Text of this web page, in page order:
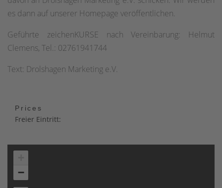
es dann auf unserer Homepage veröffentlichen.
Geführte zeichenKURSE nach Vereinbarung: Helmut
Clemens, Tel.: 02761941744
Text: Drolshagen Marketing e.V.
Prices
Freier Eintritt:
−